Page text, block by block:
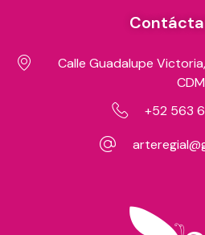
Calle Guadalupe
+52 563